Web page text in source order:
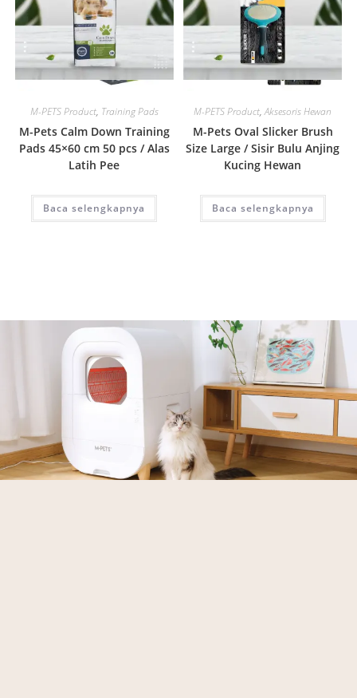
Quick View
M-PETS Product, Training Pads
M-Pets Calm Down Training
Pads 45×60 cm 50 pcs / Alas
Latih Pee
Baca selengkapnya
Quick View
M-PETS Product,Aksesoris Hewan
M-Pets Oval Slicker Brush
Size Large / Sisir Bulu Anjing
Kucing Hewan
Baca selengkapnya